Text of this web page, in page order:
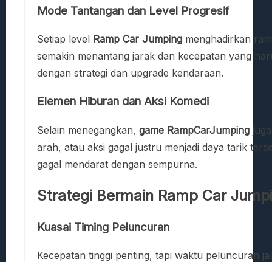
Mode Tantangan dan Level Progresif
Setiap level Ramp Car Jumping menghadirkan
semakin menantang jarak dan kecepatan yang
dengan strategi dan upgrade kendaraan.
Elemen Hiburan dan Aksi Komedi
Selain menegangkan, game RampCarJumping
arah, atau aksi gagal justru menjadi daya tarik
gagal mendarat dengan sempurna.
Strategi Bermain Ramp Car
Kuasai Timing Peluncuran
Kecepatan tinggi penting, tapi waktu peluncuran